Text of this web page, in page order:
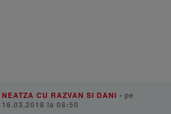
NEATZA CU RAZVAN SI DANI • pe
16.03.2018 la 08:50